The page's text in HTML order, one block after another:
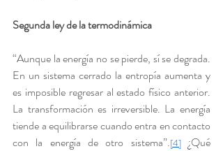
Segunda ley de la termodinámica
“Aunque la energía no se pierde, sí se degrada.
En un sistema cerrado la entropía aumenta y
es imposible regresar al estado físico anterior.
La transformación es irreversible. La energía
tiende a equilibrarse cuando entra en contacto
con la energía de otro sistema”.[4] ¿Qué